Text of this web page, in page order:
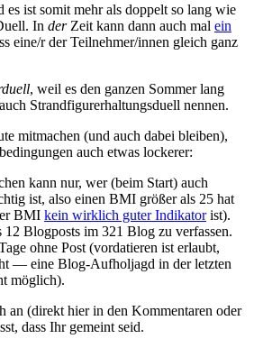
es ist somit mehr als doppelt so lang wie
In derZeit kann dann auch mal ein
eine/r der Teilnehmer/innen gleich ganz
, weil es den ganzen Sommer lang
Strandfigurerhaltungsduell nennen.
mitmachen (und auch dabei bleiben),
auch etwas lockerer:
kann nur, wer (beim Start) auch
ist, also einen BMI größer als 25 hat
BMI kein wirklich guter Indikatorist).
12 Blogposts im 321 Blog zu verfassen.
ohne Post (vordatieren ist erlaubt,
— eine Blog-Aufholjagd in der letzten
möglich).
an (direkt hier in den Kommentaren oder
dass Ihr gemeint seid.